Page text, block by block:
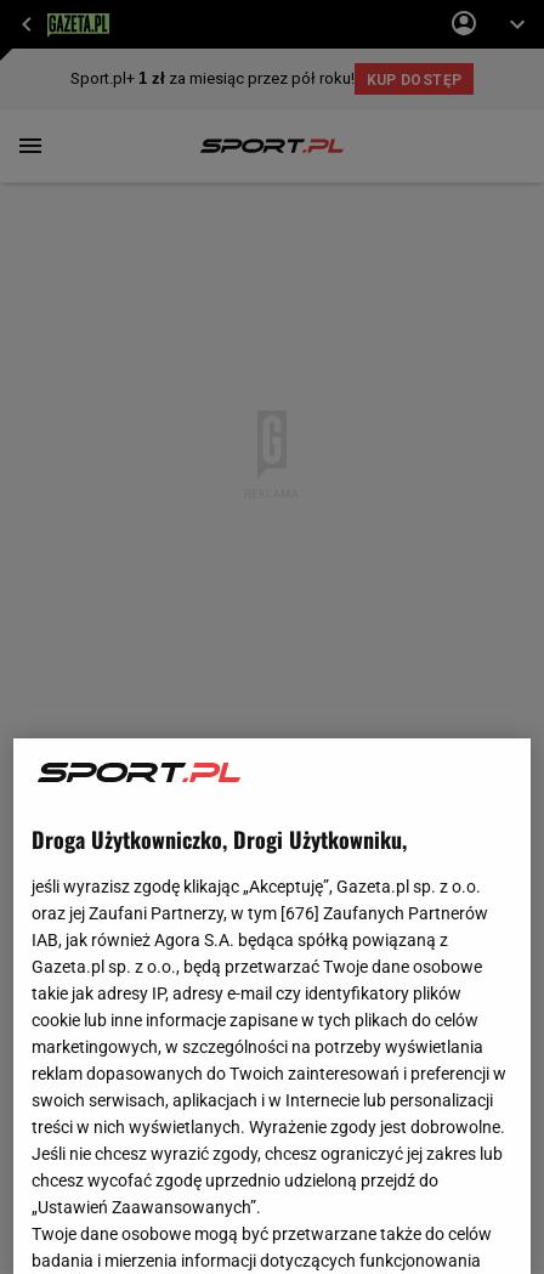
Droga Użytkowniczko, Drogi Użytkowniku,
jeśli wyrazisz zgodę klikając „Akceptuję”, Gazeta.pl sp. z o.o.
oraz jej Zaufani Partnerzy, w tym [676] Zaufanych Partnerów
IAB, jak również Agora S.A. będąca spółką powiązaną z
Gazeta.pl sp. z o.o., będą przetwarzać Twoje dane osobowe
takie jak adresy IP, adresy e-mail czy identyfikatory plików
cookie lub inne informacje zapisane w tych plikach do celów
marketingowych, w szczególności na potrzeby wyświetlania
reklam dopasowanych do Twoich zainteresowań i preferencji w
swoich serwisach, aplikacjach i w Internecie lub personalizacji
treści w nich wyświetlanych. Wyrażenie zgody jest dobrowolne.
Jeśli nie chcesz wyrazić zgody, chcesz ograniczyć jej zakres lub
chcesz wycofać zgodę uprzednio udzieloną przejdź do
„Ustawień Zaawansowanych”.
Twoje dane osobowe mogą być przetwarzane także do celów
badania i mierzenia informacji dotyczących funkcjonowania